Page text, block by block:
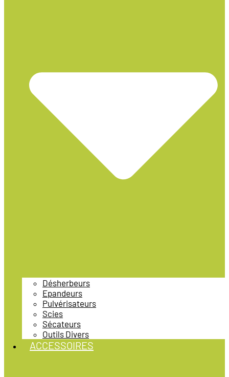
Désherbeurs
Epandeurs
Pulvérisateurs
Scies
Sécateurs
Outils Divers
ACCESSOIRES